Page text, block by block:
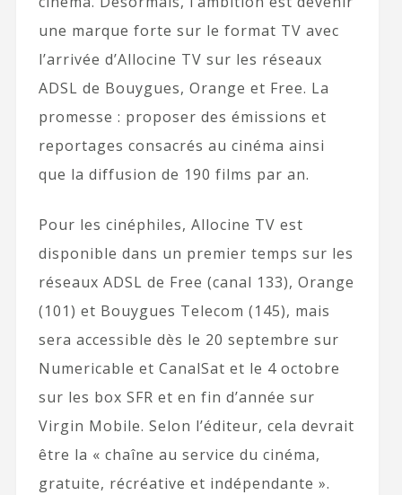
une marque forte sur le format TV avec
l’arrivée d’Allocine TV sur les réseaux
ADSL de Bouygues, Orange et Free. La
promesse : proposer des émissions et
reportages consacrés au cinéma ainsi
que la diffusion de 190 films par an.
Pour les cinéphiles, Allocine TV est
disponible dans un premier temps sur les
réseaux ADSL de Free (canal 133), Orange
(101) et Bouygues Telecom (145), mais
sera accessible dès le 20 septembre sur
Numericable et CanalSat et le 4 octobre
sur les box SFR et en fin d’année sur
Virgin Mobile. Selon l’éditeur, cela devrait
être la « chaîne au service du cinéma,
gratuite, récréative et indépendante ».